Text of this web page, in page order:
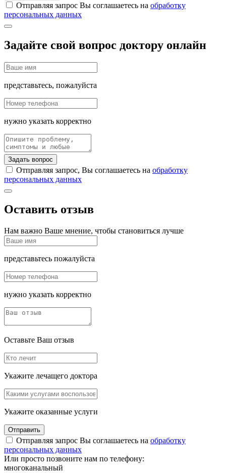
Отправляя запрос Вы соглашаетесь на обработку
персональных данных
Задайте свой вопрос доктору онлайн
представьтесь, пожалуйста
нужно указать корректно
Задать вопрос
Отправляя запрос, Вы соглашаетесь на обработку
персональных данных
Оставить отзыв
Нам важно Ваше мнение, чтобы становиться лучше
представьтесь пожалуйста
нужно указать корректно
Оставьте Ваш отзыв
Укажите лечащего доктора
Укажите оказанные услуги
Отправить
Отправляя запрос Вы соглашаетесь на обработку
персональных данных
Или просто позвоните нам по телефону:
многоканальный